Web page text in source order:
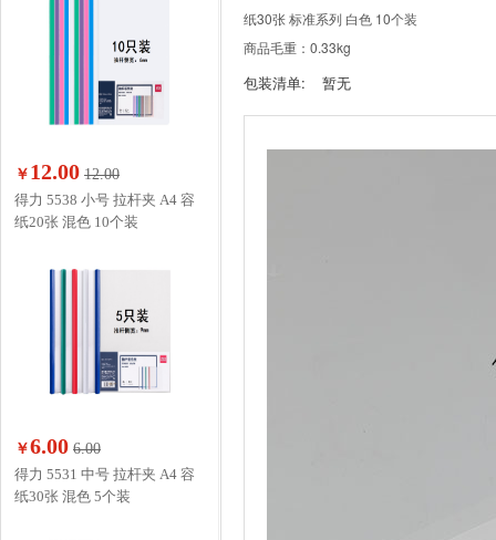
￥ 12.00 12.00
得力 5538 小号 拉杆夹 A4 容
纸20张 混色 10个装
￥6.00 6.00
得力 5531 中号 拉杆夹 A4 容
纸30张 混色 5个装
纸30张 标准系列 白色 10个装
商品毛重：0.33kg
包装清单: 暂无